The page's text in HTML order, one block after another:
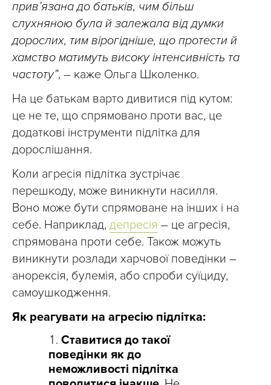
прив’язана до батьків, чим більш
слухняною була й залежала від думки
дорослих, тим вірогідніше, що протести й
хамство матимуть високу інтенсивність та
частоту”, – каже Ольга Школенко.
На це батькам варто дивитися під кутом:
це не те, що спрямовано проти вас, це
додаткові інструменти підлітка для
дорослішання.
Коли агресія підлітка зустрічає
перешкоду, може виникнути насилля.
Воно може бути спрямоване на інших і на
себе. Наприклад, депресія – це агресія,
спрямована проти себе. Також можуть
виникнути розлади харчової поведінки –
анорексія, булемія, або спроби суїциду,
самоушкодження.
Як реагувати на агресію підлітка:
Ставитися до такої
поведінки як до
неможливості підлітка